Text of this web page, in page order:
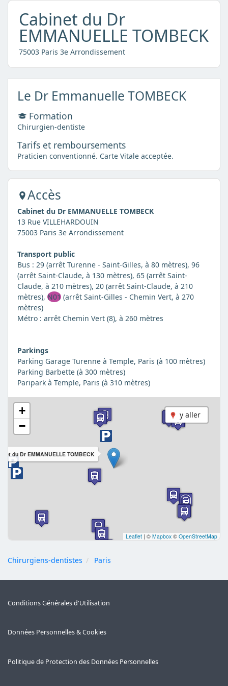
Cabinet du Dr
EMMANUELLE TOMBECK
75003 Paris 3e Arrondissement
Le Dr Emmanuelle TOMBECK
Formation
Chirurgien-dentiste
Tarifs et remboursements
Praticien conventionné. Carte Vitale acceptée.
Accès
Cabinet du Dr EMMANUELLE TOMBECK
13 Rue VILLEHARDOUIN
75003 Paris 3e Arrondissement
Transport public
Bus : 29 (arrêt Turenne - Saint-Gilles, à 80 mètres), 96
(arrêt Saint-Claude, à 130 mètres), 65 (arrêt Saint-
Claude, à 210 mètres), 20 (arrêt Saint-Claude, à 210
mètres), N01(arrêt Saint-Gilles - Chemin Vert, à 270
mètres)
Métro : arrêt Chemin Vert (8), à 260 mètres
Parkings
Parking Garage Turenne à Temple, Paris (à 100 mètres)
Parking Barbette (à 300 mètres)
Paripark à Temple, Paris (à 310 mètres)
y aller
du Dr EMMANUELLE TOMBECK
+
−
Leaflet | © Mapbox © OpenStreetMap
Chirurgiens-dentistes Paris
Conditions Générales d'Utilisation
Données Personnelles & Cookies
Politique de Protection des Données Personnelles